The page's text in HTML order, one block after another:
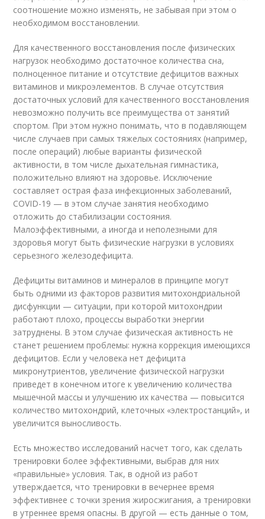
соотношение можно изменять, не забывая при этом о
необходимом восстановлении.
Для качественного восстановления после физических
нагрузок необходимо достаточное количества сна,
полноценное питание и отсутствие дефицитов важных
витаминов и микроэлементов. В случае отсутствия
достаточных условий для качественного восстановления
невозможно получить все преимущества от занятий
спортом. При этом нужно понимать, что в подавляющем
числе случаев при самых тяжелых состояниях (например,
после операций) любые варианты физической
активности, в том числе дыхательная гимнастика,
положительно влияют на здоровье. Исключение
составляет острая фаза инфекционных заболеваний,
COVID-19 — в этом случае занятия необходимо
отложить до стабилизации состояния.
Малоэффективными, а иногда и неполезными для
здоровья могут быть физические нагрузки в условиях
серьезного железодефицита.
Дефициты витаминов и минералов в принципе могут
быть одними из факторов развития митохондриальной
дисфункции — ситуации, при которой митохондрии
работают плохо, процессы выработки энергии
затруднены. В этом случае физическая активность не
станет решением проблемы: нужна коррекция имеющихся
дефицитов. Если у человека нет дефицита
микронутриентов, увеличение физической нагрузки
приведет в конечном итоге к увеличению количества
мышечной массы и улучшению их качества — повысится
количество митохондрий, клеточных «электростанций», и
увеличится выносливость.
Есть множество исследований насчет того, как сделать
тренировки более эффективными, выбрав для них
«правильные» условия. Так, в одной из работ
утверждается, что тренировки в вечернее время
эффективнее с точки зрения жиросжигания, а тренировки
в утреннее время опасны. В другой — есть данные о том,